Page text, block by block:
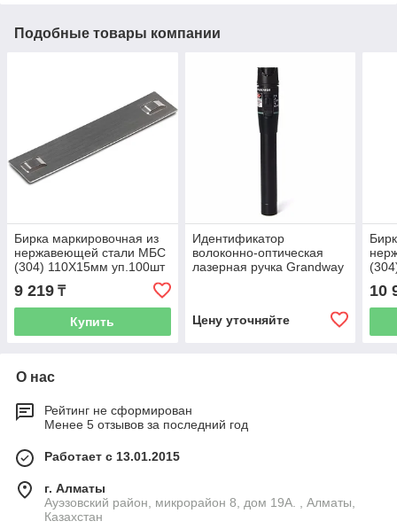
Подобные товары компании
Бирка маркировочная из
нержавеющей стали МБС
(304) 110X15мм уп.100шт
9 219 ₸
Купить
Идентификатор
волоконно-оптическая
лазерная ручка Grandway
Цену уточняйте
10
О нас
Рейтинг не сформирован
Менее 5 отзывов за последний год
Работает с 13.01.2015
г. Алматы
Ауэзовский район, микрорайон 8, дом 19А. , Алматы,
Казахстан